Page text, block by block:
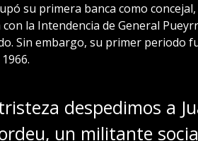
su primera banca como
la Intendencia de General
Sin embargo, su primer periodo
despedimos a
un militante